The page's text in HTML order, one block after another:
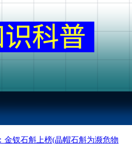
金钗石斛上榜(晶帽石斛为濒危物